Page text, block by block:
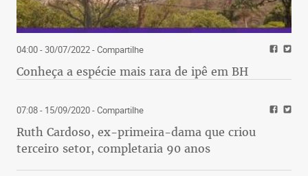
04:00 - 30/07/2022- Compartilhe
Conheça a espécie mais rara de ipê em BH
07:08 - 15/09/2020- Compartilhe
Ruth Cardoso, ex-primeira-dama que criou
terceiro setor, completaria 90 anos